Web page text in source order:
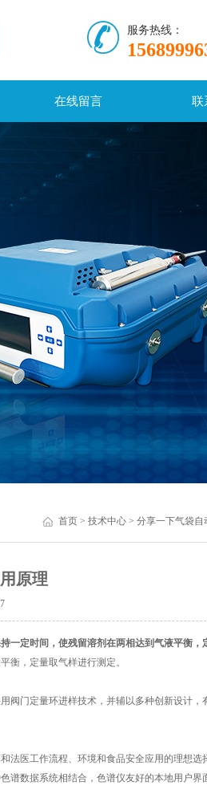
服务热线：
在线留言 联
首页> 技术中心> 分享一下气袋自
原理
一定时间，使残留溶剂在两相达到气液平衡，
衡，定量取气样进行测定。
门定量环进样技术，并辅以多种创新设计，
医工作流程、环境和食品安全应用的理想选
谱数据系统相结合，色谱仪友好的本地用户界